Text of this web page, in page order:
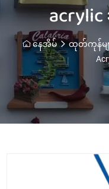
နေအိမ် ထုတ်ကုန်မျ